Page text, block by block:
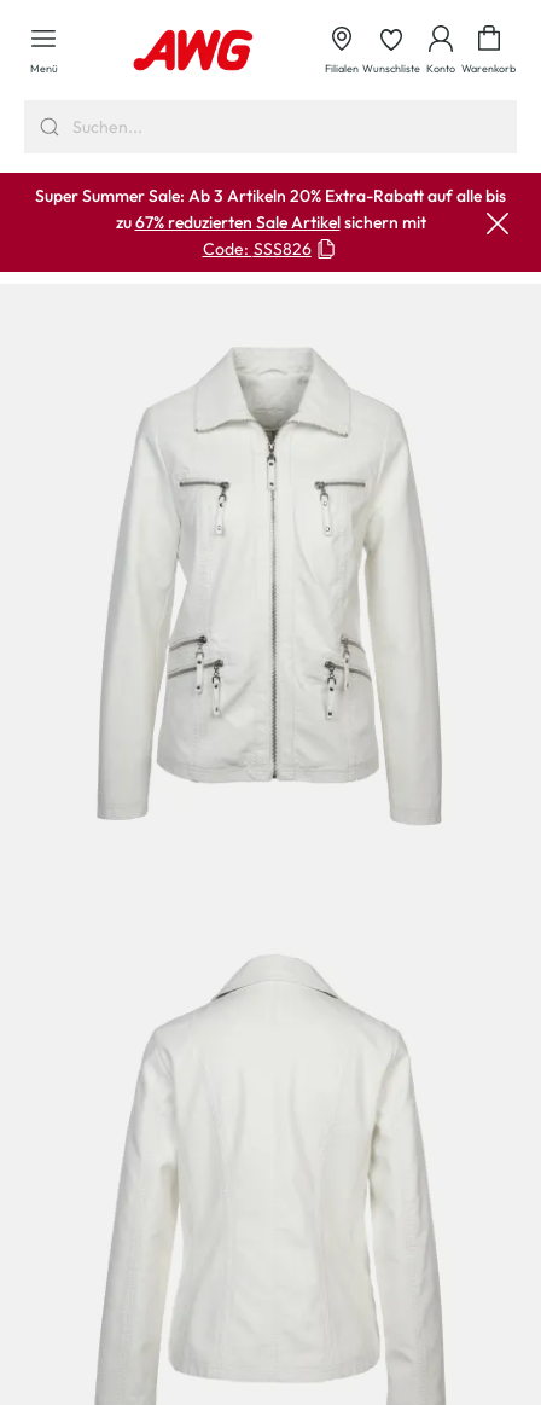
springen
Menü Filialen Wunschliste Konto Warenkorb
Super Summer Sale: Ab 3 Artikeln 20% Extra-Rabatt auf alle bis
zu67% reduzierten Sale Artikelsichern mit
Code: SSS826